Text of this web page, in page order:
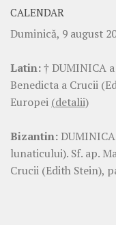
CALENDAR
Duminică, 9 august
Latin:† DUMINICA
Benedicta a Crucii
Europei (detalii)
Bizantin:
lunaticului). Sf. ap.
Crucii (Edith Stein),